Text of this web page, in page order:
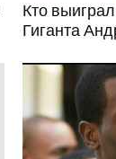
Кто
Гиганта